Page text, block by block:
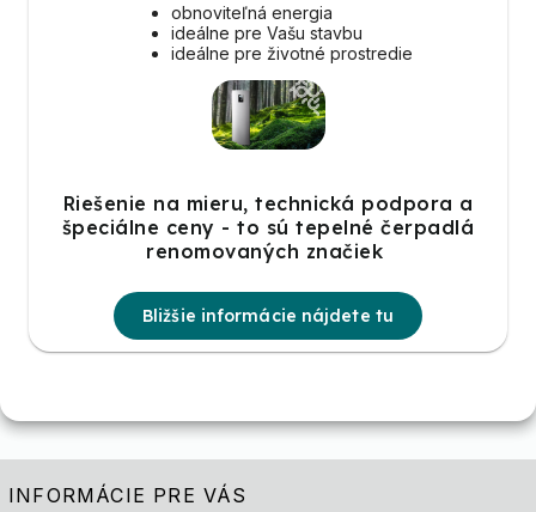
obnoviteľná energia
ideálne pre Vašu stavbu
ideálne pre životné prostredie
Riešenie na mieru, technická podpora a
špeciálne ceny - to sú tepelné čerpadlá
renomovaných značiek
Bližšie informácie nájdete tu
INFORMÁCIE PRE VÁS